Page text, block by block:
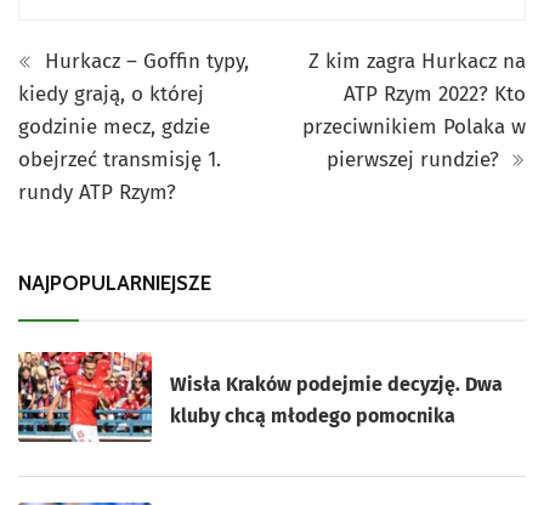
Hurkacz – Goffin typy,
kiedy grają, o której
godzinie mecz, gdzie
obejrzeć transmisję 1.
rundy ATP Rzym?
Z kim zagra Hurkacz na
ATP Rzym 2022? Kto
przeciwnikiem Polaka w
pierwszej rundzie?
NAJPOPULARNIEJSZE
Wisła Kraków podejmie decyzję. Dwa
kluby chcą młodego pomocnika